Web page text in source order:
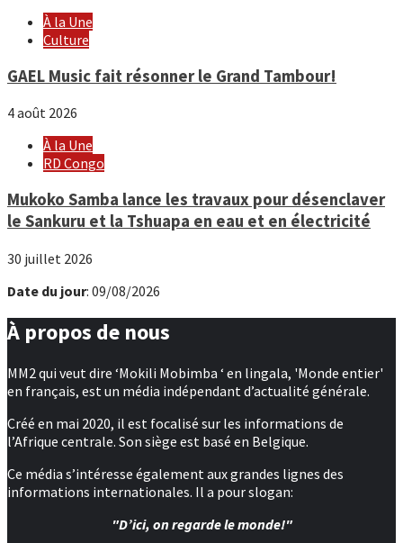
À la Une
Culture
GAEL Music fait résonner le Grand Tambour!
4 août 2026
À la Une
RD Congo
Mukoko Samba lance les travaux pour désenclaver
le Sankuru et la Tshuapa en eau et en électricité
30 juillet 2026
Date du jour: 09/08/2026
À propos de nous
MM2 qui veut dire ‘Mokili Mobimba ‘ en lingala, 'Monde entier'
en français, est un média indépendant d’actualité générale.
Créé en mai 2020, il est focalisé sur les informations de
l’Afrique centrale. Son siège est basé en Belgique.
Ce média s’intéresse également aux grandes lignes des
informations internationales. Il a pour slogan:
"D’ici, on regarde le monde!"